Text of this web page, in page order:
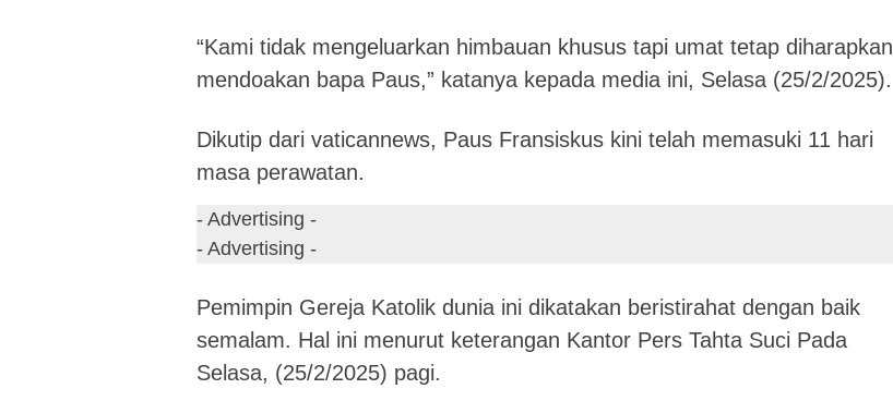
“Kami tidak mengeluarkan himbauan khusus tapi umat tetap diharapkan
mendoakan bapa Paus,” katanya kepada media ini, Selasa (25/2/2025).
Dikutip dari vaticannews, Paus Fransiskus kini telah memasuki 11 hari
masa perawatan.
- Advertising -
- Advertising -
Pemimpin Gereja Katolik dunia ini dikatakan beristirahat dengan baik
semalam. Hal ini menurut keterangan Kantor Pers Tahta Suci Pada
Selasa, (25/2/2025) pagi.